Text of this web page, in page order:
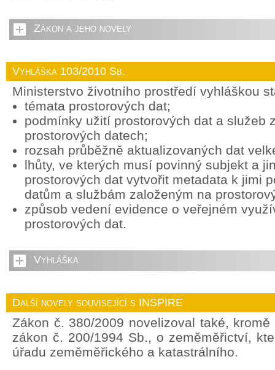
Zákon a jeho novely
Vyhláška 103/2010 Sb.
Ministerstvo životního prostředí vyhláškou
témata prostorových dat;
podmínky užití prostorových dat a služeb
prostorových datech;
rozsah průběžně aktualizovaných dat
lhůty, ve kterých musí povinný subjekt a
prostorových dat vytvořit metadata k jimi
datům a službám založeným na
způsob vedení evidence o veřejném
prostorových dat.
Vyhláška
Další novely související s INSPIRE
Zákon č. 380/2009 novelizoval také,
zákon č. 200/1994 Sb., o zeměměřictví,
úřadu zeměměřického a katastrálního.